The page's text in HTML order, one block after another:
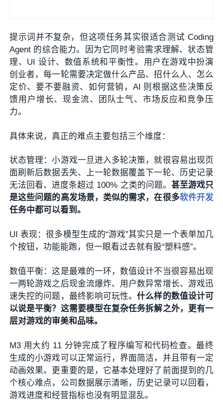
提示词并不复杂，但这项任务其实很适合测试 Coding
Agent 的综合能力。因为它同时考验需求理解、状态管
理、UI 设计、数值系统和平衡性。用户在游戏中扮演
创业者，每一轮需要决定做什么产品、招什么人、怎么
定价、要不要融资、如何营销，AI 则根据这些决策反
馈用户增长、现金流、团队士气、市场反应和竞争压
力。
具体来说，真正的难点主要包括三个维度：
状态管理：小游戏一旦进入多轮决策，就很容易出现页
面刷新后数据丢失、上一轮数据覆盖下一轮、历史记录
无法回看、进度条超过 100% 之类的问题。 甚至游戏只
是这些问题的高发场景，类似的需求，在很多软件开发
任务中都可以看到。
UI 表现：很多模型生成的“游戏”其实只是一个表单加几
个按钮，功能能跑，但一眼看过去就有股“塑料感”。
数值平衡：这是最难的一环，数值设计不当很容易出现
一两轮游戏之后现金流爆炸、用户数异常增长、游戏迅
速失控的问题，最终影响可玩性。什么样的数值设计可
以说是平衡？这需要模型在复杂任务拆解之外，更有一
层对游戏的审美和品味。
M3 用大约 11 分钟完成了程序编写和代码检查。最终
生成的小游戏可以正常运行，界面简洁，并且带有一定
动画效果。更重要的是，它基本处理好了前面提到的几
个核心难点，公司数据展示清晰，历史记录可以回看，
游戏进度和经营指标也没有明显混乱。